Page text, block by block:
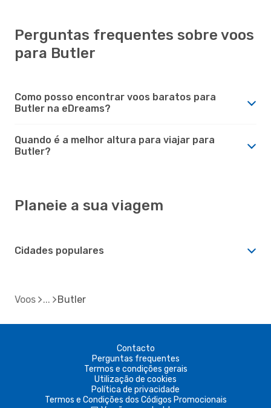
Perguntas frequentes sobre voos
para Butler
Como posso encontrar voos baratos para
Butler na eDreams?
Quando é a melhor altura para viajar para
Butler?
Planeie a sua viagem
Cidades populares
Voos Butler
Contacto
Perguntas frequentes
Termos e condições gerais
Utilização de cookies
Política de privacidade
Termos e Condições dos Códigos Promocionais